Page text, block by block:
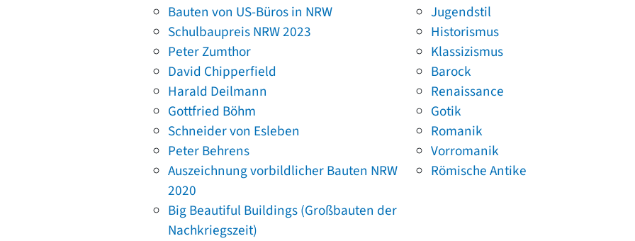
Bauten von US-Büros in NRW
Schulbaupreis NRW 2023
Peter Zumthor
David Chipperfield
Harald Deilmann
Gottfried Böhm
Schneider von Esleben
Peter Behrens
Auszeichnung vorbildlicher Bauten NRW
2020
Big Beautiful Buildings (Großbauten der
Nachkriegszeit)
Jugendstil
Historismus
Klassizismus
Barock
Renaissance
Gotik
Romanik
Vorromanik
Römische Antike